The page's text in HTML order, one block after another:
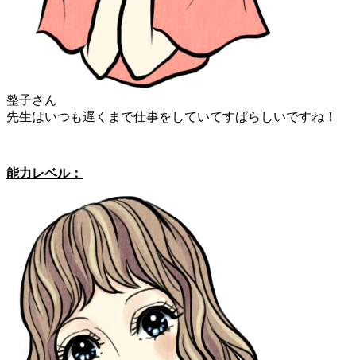
整子さん
先生はいつも遅くまで仕事をしていてすばらしいですね！
能力レベル：